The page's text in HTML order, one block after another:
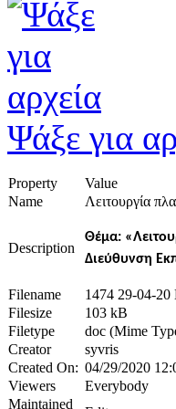
Ψάξε για
Property
Value
Name
Λειτουργία
Description
Θέμα:
Διεύθυνση
Filename
1474 29-04-20
Filesize
103 kB
Filetype
doc (Mime
Creator
syvris
Created On: 04/29/2020
Viewers
Everybody
Maintained